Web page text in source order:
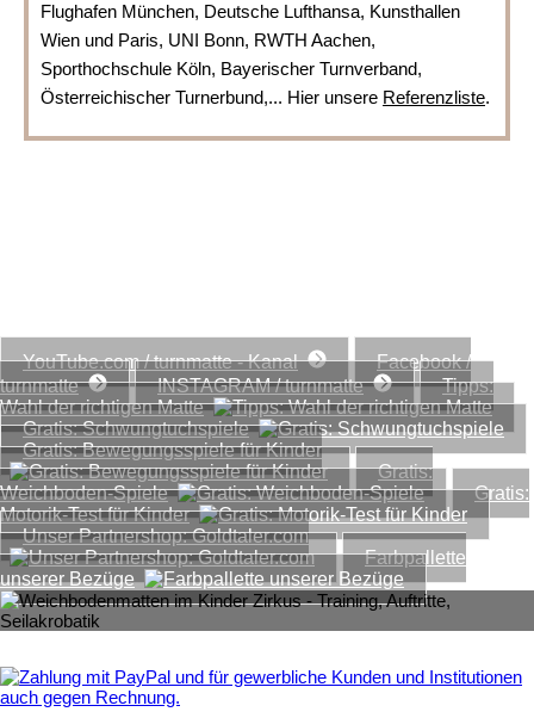
Flughafen München, Deutsche Lufthansa, Kunsthallen
Wien und Paris, UNI Bonn, RWTH Aachen,
Sporthochschule Köln, Bayerischer Turnverband,
Österreichischer Turnerbund,... Hier unsere Referenzliste.
YouTube.com / turnmatte - Kanal
Facebook /
turnmatte
INSTAGRAM / turnmatte
Tipps:
Wahl der richtigen Matte
Gratis: Schwungtuchspiele
Gratis: Bewegungsspiele für Kinder
Gratis:
Weichboden-Spiele
Gratis:
Motorik-Test für Kinder
Unser Partnershop: Goldtaler.com
Farbpallette
unserer Bezüge